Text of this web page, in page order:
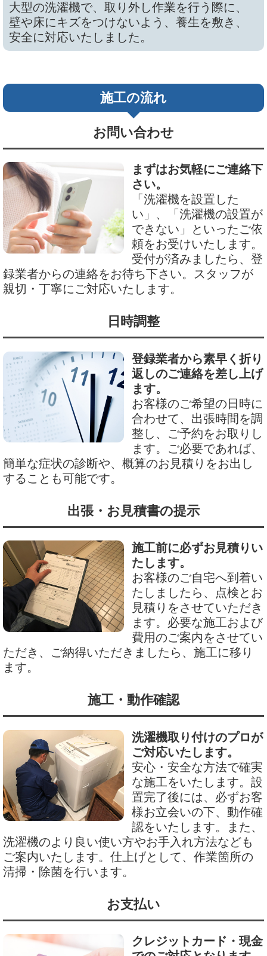
大型の洗濯機で、取り外し作業を行う際に、
壁や床にキズをつけないよう、養生を敷き、
安全に対応いたしました。
施工の流れ
お問い合わせ
まずはお気軽にご連絡下
さい。
「洗濯機を設置した
い」、「洗濯機の設置が
できない」といったご依
頼をお受けいたします。
受付が済みましたら、登
録業者からの連絡をお待ち下さい。スタッフが
親切・丁寧にご対応いたします。
日時調整
登録業者から素早く折り
返しのご連絡を差し上げ
ます。
お客様のご希望の日時に
合わせて、出張時間を調
整し、ご予約をお取りし
ます。ご必要であれば、
簡単な症状の診断や、概算のお見積りをお出し
することも可能です。
出張・お見積書の提示
施工前に必ずお見積りい
たします。
お客様のご自宅へ到着い
たしましたら、点検とお
見積りをさせていただき
ます。必要な施工および
費用のご案内をさせてい
ただき、ご納得いただきましたら、施工に移り
ます。
施工・動作確認
洗濯機取り付けのプロが
ご対応いたします。
安心・安全な方法で確実
な施工をいたします。設
置完了後には、必ずお客
様お立会いの下、動作確
認をいたします。また、
洗濯機のより良い使い方やお手入れ方法なども
ご案内いたします。仕上げとして、作業箇所の
清掃・除菌を行います。
お支払い
クレジットカード・現金